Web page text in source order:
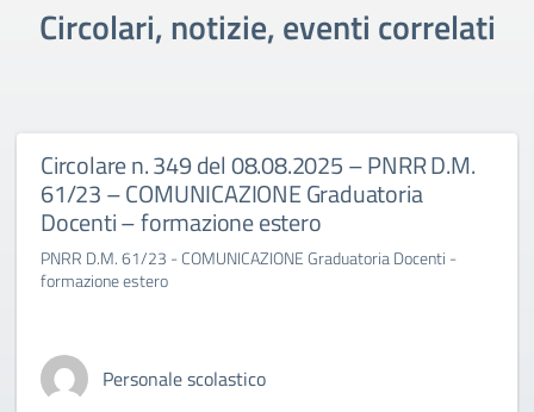
Circolari, notizie, eventi correlati
Circolare n. 349 del 08.08.2025 – PNRR D.M.
61/23 – COMUNICAZIONE Graduatoria
Docenti – formazione estero
PNRR D.M. 61/23 - COMUNICAZIONE Graduatoria Docenti -
formazione estero
Personale scolastico